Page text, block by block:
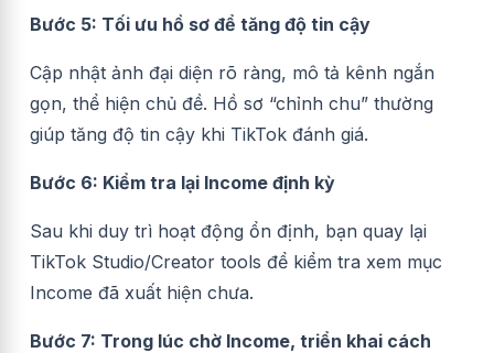
Bước 5: Tối ưu hồ sơ để tăng độ tin cậy
Cập nhật ảnh đại diện rõ ràng, mô tả kênh ngắn
gọn, thể hiện chủ đề. Hồ sơ “chỉnh chu” thường
giúp tăng độ tin cậy khi TikTok đánh giá.
Bước 6: Kiểm tra lại Income định kỳ
Sau khi duy trì hoạt động ổn định, bạn quay lại
TikTok Studio/Creator tools để kiểm tra xem mục
Income đã xuất hiện chưa.
Bước 7: Trong lúc chờ Income, triển khai cách